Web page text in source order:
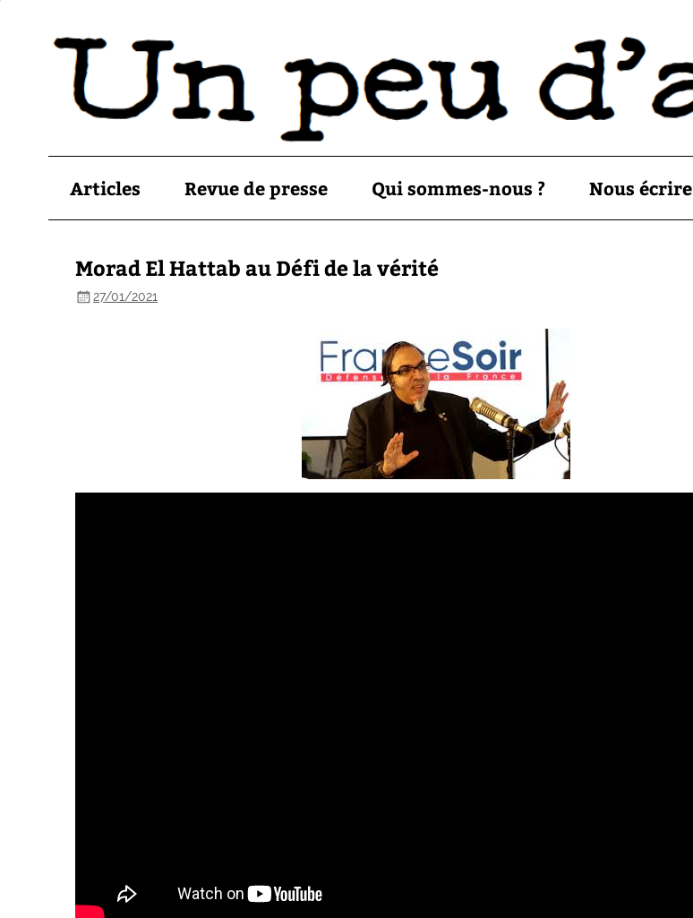
Articles Revue de presse Qui sommes-nous ? Nous écrire
Morad El Hattab au Défi de la vérité
27/01/2021